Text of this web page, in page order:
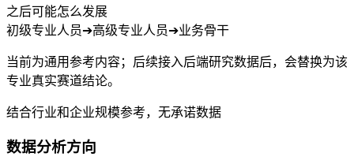
之后可能怎么发展
初级专业人员➔高级专业人员➔业务骨干
当前为通用参考内容；后续接入后端研究数据后，会替换为该
专业真实赛道结论。
结合行业和企业规模参考，无承诺数据
数据分析方向